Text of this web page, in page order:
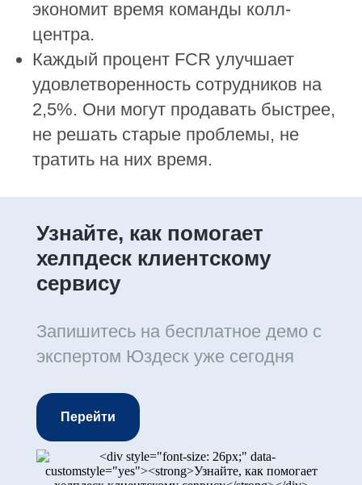
экономит время команды колл-
центра.
Каждый процент FCR улучшает
удовлетворенность сотрудников на
2,5%. Они могут продавать быстрее,
не решать старые проблемы, не
тратить на них время.
Узнайте, как помогает
хелпдеск клиентскому
сервису
Запишитесь на бесплатное демо с
экспертом Юздеск уже сегодня
Перейти